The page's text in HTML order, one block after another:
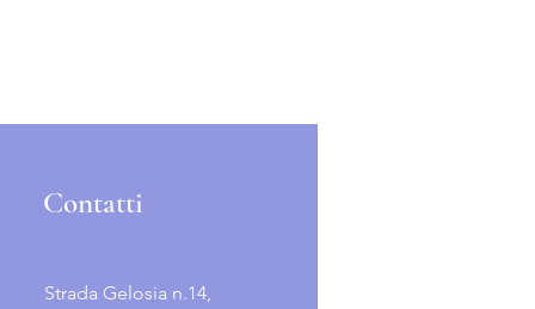
Contatti
Strada Gelosia n.14,